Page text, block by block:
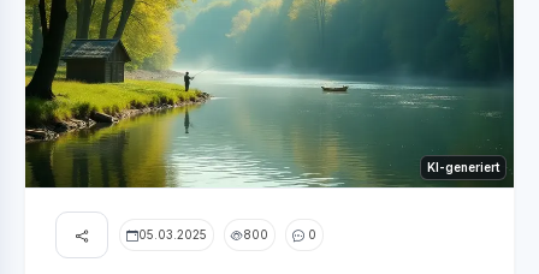
KI-generiert
05.03.2025 800 0